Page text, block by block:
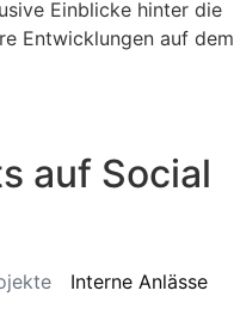
Einblicke hinter die
Entwicklungen auf dem
auf Social
Interne Anlässe